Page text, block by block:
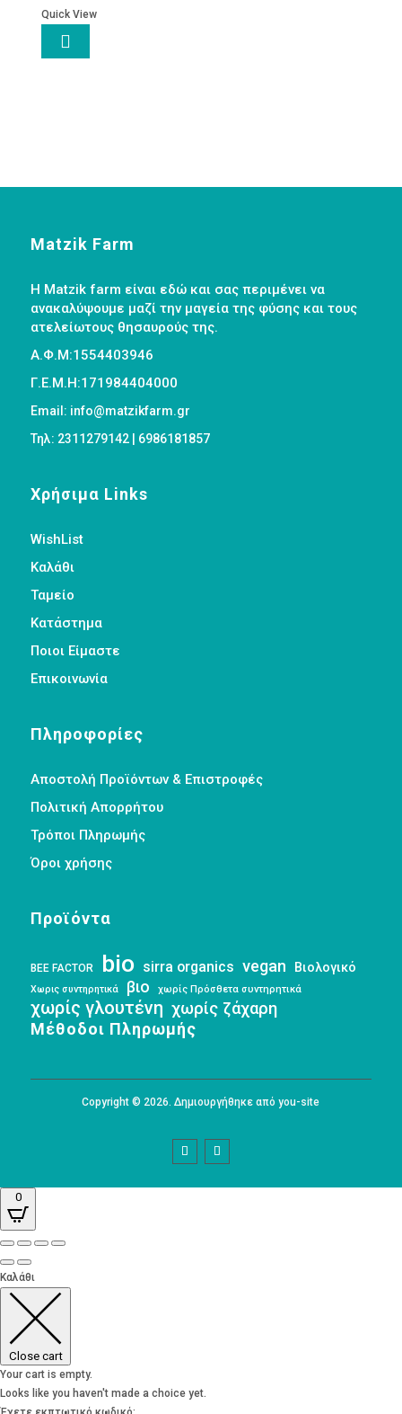
Quick View

Matzik Farm
Η Matzik farm είναι εδώ και σας περιμένει να
ανακαλύψουμε μαζί την μαγεία της φύσης και τους
ατελείωτους θησαυρούς της.
Α.Φ.Μ:1554403946
Γ.Ε.Μ.Η:171984404000
Email: info@matzikfarm.gr
Τηλ: 2311279142 | 6986181857
Χρήσιμα Links
WishList
Καλάθι
Ταμείο
Κατάστημα
Ποιοι Είμαστε
Επικοινωνία
Πληροφορίες
Αποστολή Προϊόντων & Επιστροφές
Πολιτική Απορρήτου
Τρόποι Πληρωμής
Όροι χρήσης
Προϊόντα
BEE FACTOR bio sirra organics vegan Βιολογικό
Χωρις συντηρητικά βιο χωρίς Πρόσθετα συντηρητικά
χωρίς γλουτένη χωρίς ζάχαρη
Μέθοδοι Πληρωμής
Copyright © 2026. Δημιουργήθηκε από you-site
0
Καλάθι
Close cart
Your cart is empty.
Looks like you haven't made a choice yet.